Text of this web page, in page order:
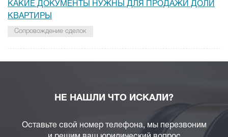
КАКИЕ ДОКУМЕНТЫ НУЖНЫ ДЛЯ ПРОДАЖИ ДОЛИ
КВАРТИРЫ
Сопровождение сделок
НЕ НАШЛИ ЧТО ИСКАЛИ?
Оставьте свой номер телефона, мы перезвоним